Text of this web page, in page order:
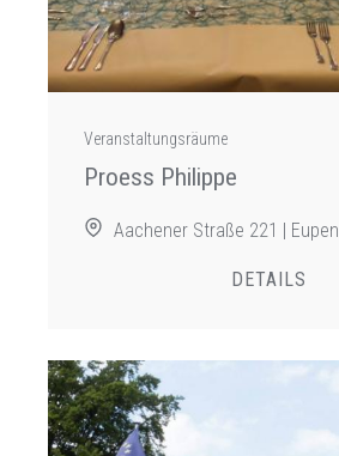
Veranstaltungsräume
Proess Philippe
Aachener Straße 221 | Eupen
DETAILS